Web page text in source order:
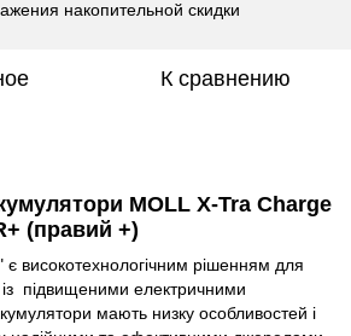
накопительной скидки
К сравнению
MOLL X-Tra Charge
(правий +)
є високотехнологічним рішенням для
із підвищеними електричними
мають низку особливостей і